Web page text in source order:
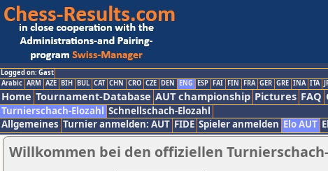
Logged on: Gast
Arabic ARM AZE BIH BUL CAT CHN CRO CZE DEN ENG ESP FAI FIN FRA GER GRE INA ITA
Home Tournament-Database AUT championship Pictures FAQ
Turnierschach-Elozahl Schnellschach-Elozahl
Allgemeines Turnier anmelden: AUT FIDE Spieler anmelden Elo AUT
Willkommen bei den offiziellen